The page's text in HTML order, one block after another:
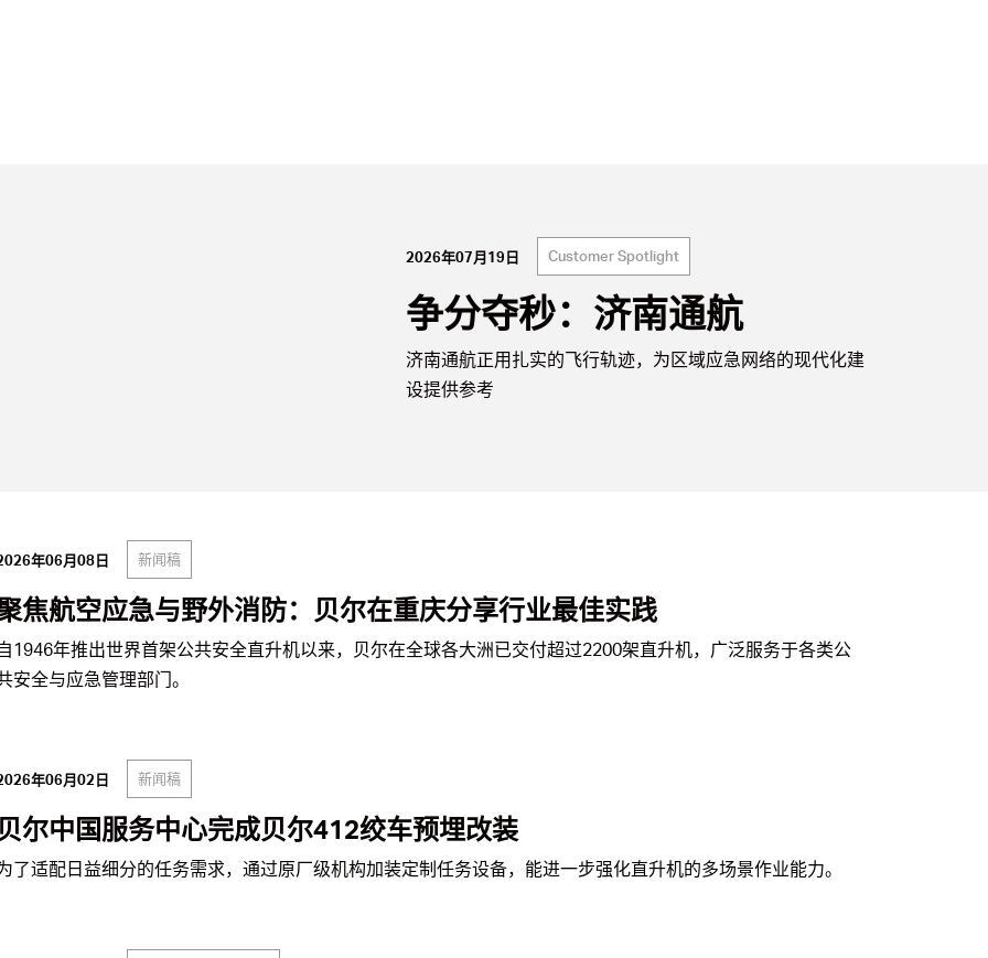
2026年07月19日 Customer Spotlight
争分夺秒：济南通航
济南通航正用扎实的飞行轨迹，为区域应急网络的现代化建
设提供参考
年06月08日 新闻稿
焦航空应急与野外消防：贝尔在重庆分享行业最佳实践
1946年推出世界首架公共安全直升机以来，贝尔在全球各大洲已交付超过2200架直升机，广泛服务于各类公
安全与应急管理部门。
年06月02日 新闻稿
尔中国服务中心完成贝尔412绞车预埋改装
了适配日益细分的任务需求，通过原厂级机构加装定制任务设备，能进一步强化直升机的多场景作业能力。